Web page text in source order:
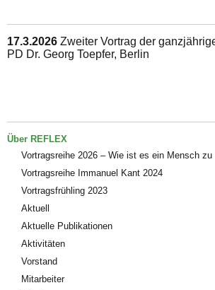
17.3.2026 Zweiter Vortrag der
PD Dr. Georg Toepfer, Berlin
Über REFLEX
Vortragsreihe 2026 – Wie ist es ein Mensch zu
Vortragsreihe Immanuel Kant 2024
Vortragsfrühling 2023
Aktuell
Aktuelle Publikationen
Aktivitäten
Vorstand
Mitarbeiter